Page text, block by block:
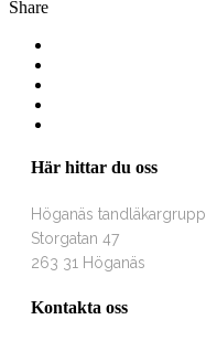
Share
Här hittar du oss
Höganäs tandläkargrupp
Storgatan 47
263 31 Höganäs
Kontakta oss